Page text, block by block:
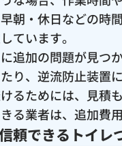
朝・休日などの時
ています。
追加の問題が見つ
り、逆流防止装置
るためには、見積
る業者は、追加費
頼できるトイ